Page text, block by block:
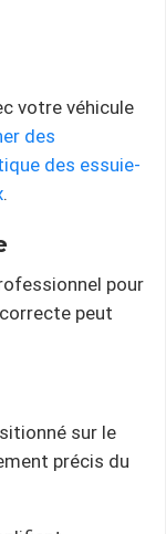
votre véhicule
des
des essuie-
.
pour
peut
sur le
précis du